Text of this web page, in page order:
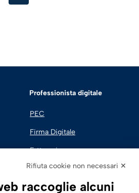
Professionista digitale
PEC
Firma Digitale
Fatturazione
Rifiuta cookie non necessari ✕
raccoglie alcuni